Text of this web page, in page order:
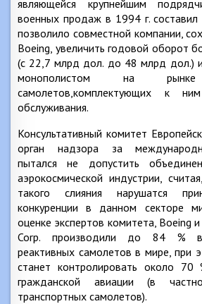
являющейся крупнейшим
военных продаж в 1994 г.
позволило совместной компании,
Boeing, увеличить годовой оборот
(с 22,7 млрд дол. до 48 млрд дол.) и
монополистом на рынке
самолетов,комплектующих к
обслуживания.
Консультативный комитет
орган надзора за
пытался не допустить
аэрокосмической индустрии,
такого слияния нарушатся
конкуренции в данном секторе
оценке экспертов комитета, Boeing
Corp. производили до 84 %
реактивных самолетов в мире, при
станет контролировать около 70
гражданской авиации (в
транспортных самолетов).